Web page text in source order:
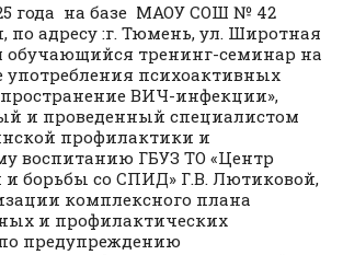
года на базе МАОУ СОШ № 42
по адресу :г. Тюмень, ул. Широтная
обучающийся тренинг-семинар на
употребления психоактивных
ВИЧ-инфекции»,
и проведенный специалистом
профилактики и
воспитанию ГБУЗ ТО «Центр
борьбы со СПИД» Г.В. Лютиковой,
комплексного плана
и профилактических
предупреждению